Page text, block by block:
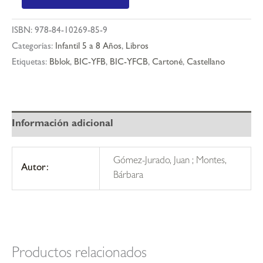
black
12
-
el
cantidad
ISBN: 978-84-10269-85-9
Categorías: Infantil 5 a 8 Años, Libros
Etiquetas: Bblok, BIC-YFB, BIC-YFCB, Cartoné, Castellano
Información adicional
Autor:
Gómez-Jurado, Juan ; Montes,
Bárbara
Productos relacionados